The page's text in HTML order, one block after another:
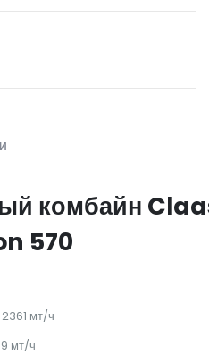
комбайн
570
2361 мт/ч
мт/ч